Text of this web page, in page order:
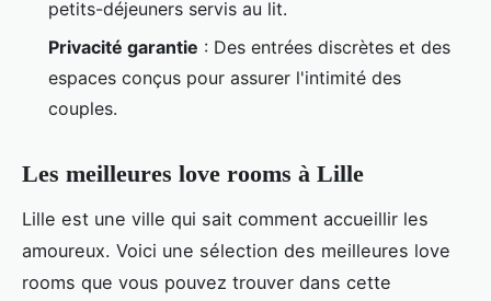
petits-déjeuners servis au lit.
Privacité garantie : Des entrées discrètes et des
espaces conçus pour assurer l'intimité des
couples.
Les meilleures love rooms à Lille
Lille est une ville qui sait comment accueillir les
amoureux. Voici une sélection des meilleures love
rooms que vous pouvez trouver dans cette